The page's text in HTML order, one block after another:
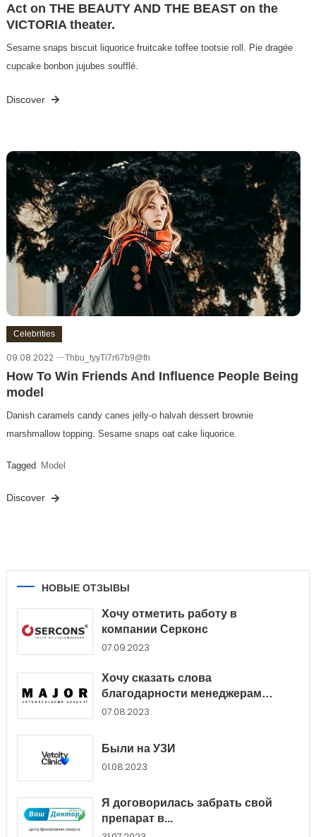
Act on THE BEAUTY AND THE BEAST on the
VICTORIA theater.
Sesame snaps biscuit liquorice fruitcake toffee tootsie roll. Pie dragée
cupcake bonbon jujubes soufflé.
Discover
Celebrities
09.08.2022 Thbu_tyyTi7r67b9@fh
How To Win Friends And Influence People Being
model
Danish caramels candy canes jelly-o halvah dessert brownie
marshmallow topping. Sesame snaps oat cake liquorice.
Tagged Model
Discover
НОВЫЕ ОТЗЫВЫ
Хочу отметить работу в
компании Серконс
07.09.2023
Хочу сказать слова
благодарности менеджерам
Major...
07.08.2023
Были на УЗИ
01.08.2023
Я договорилась забрать свой
препарат в...